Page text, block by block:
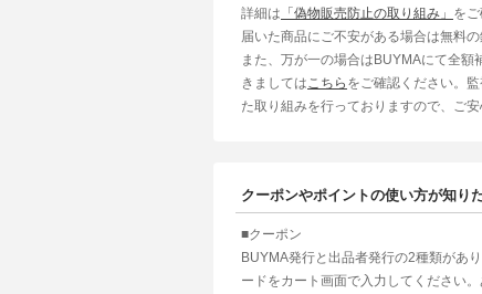
詳細は 「偽物販売防止の取り組み」 をご
届いた商品にご不安がある場合は無料
また、万が一の場合はBUYMAにて全額
きましては こちら をご確認ください。
た取り組みを行っておりますので、ご安
クーポンやポイントの使い方が知り
■クーポン
BUYMA発行と出品者発行の2種類があ
ードをカート画面で入力してください